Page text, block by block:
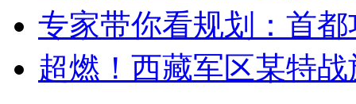
专家带你看规划：首
超燃！西藏军区某特